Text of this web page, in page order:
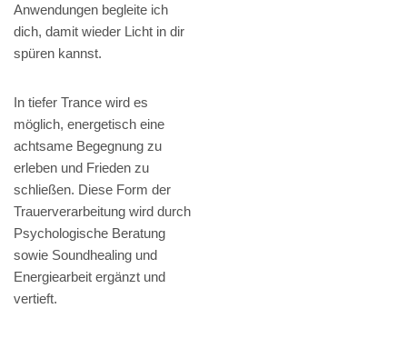
Anwendungen begleite ich
dich, damit wieder Licht in dir
spüren kannst.
In tiefer Trance wird es
möglich, energetisch eine
achtsame Begegnung zu
erleben und Frieden zu
schließen. Diese Form der
Trauerverarbeitung wird durch
Psychologische Beratung
sowie Soundhealing und
Energiearbeit ergänzt und
vertieft.